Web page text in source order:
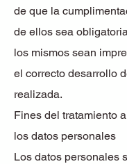
de que la
de ellos sea
los mismos sean
el correcto desarrollo
realizada.
Fines del tratamiento
los datos personales
Los datos personales